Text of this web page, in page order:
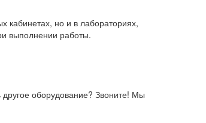
кабинетах, но и в лабораториях,
выполнении работы.
оборудование? Звоните! Мы